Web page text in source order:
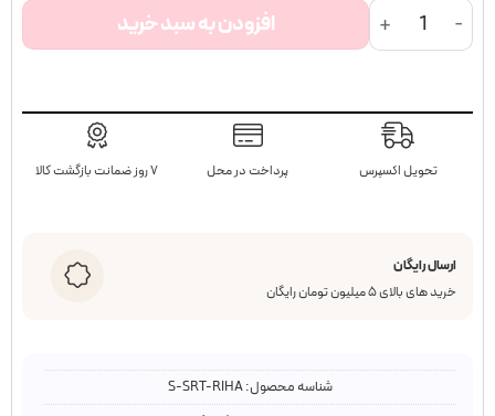
Riha Shortie عدد افزودن به سبد خرید
تحویل اکسپرس پرداخت در محل ۷ روز ضمانت بازگشت کالا
ارسال رایگان
خرید های بالای ۵ میلیون تومان رایگان
شناسه محصول:S-SRT-RIHA